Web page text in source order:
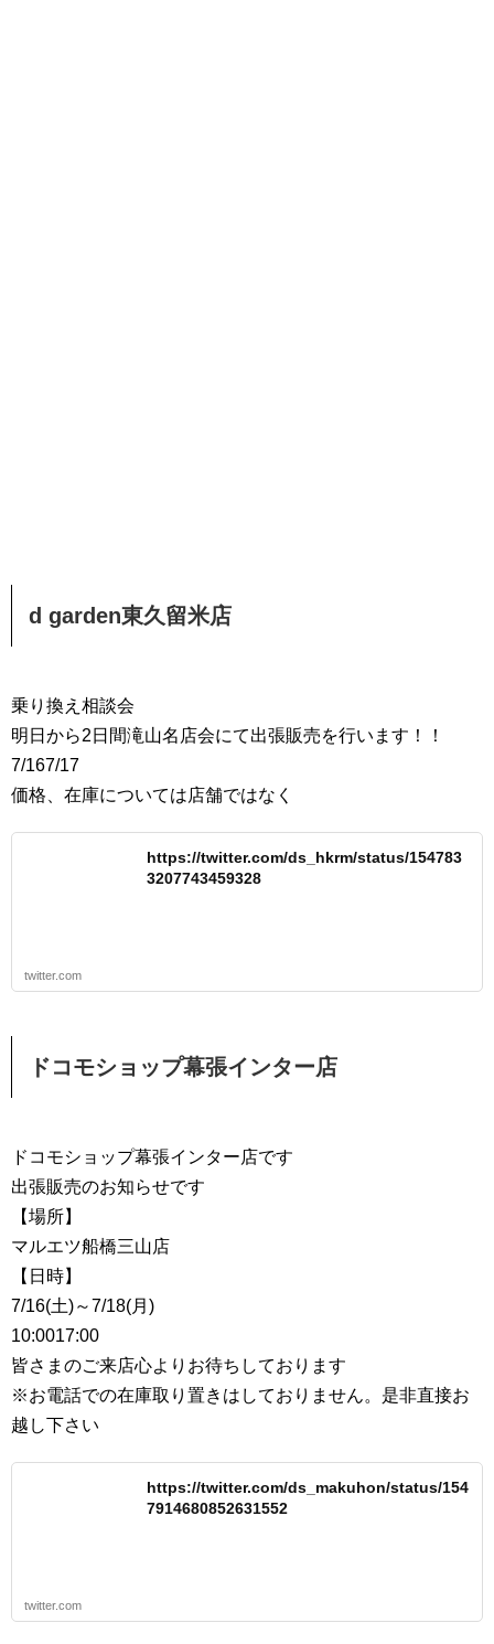
d garden東久留米店
乗り換え相談会
明日から2日間滝山名店会にて出張販売を行います！！
7/167/17
価格、在庫については店舗ではなく
https://twitter.com/ds_hkrm/status/154783
3207743459328
twitter.com
ドコモショップ幕張インター店
ドコモショップ幕張インター店です
出張販売のお知らせです
【場所】
マルエツ船橋三山店
【日時】
7/16(土)～7/18(月)
10:0017:00
皆さまのご来店心よりお待ちしております
※お電話での在庫取り置きはしておりません。是非直接お
越し下さい
https://twitter.com/ds_makuhon/status/154
7914680852631552
twitter.com